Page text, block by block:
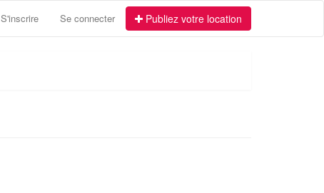
S'inscrire Se connecter Publiez votre location